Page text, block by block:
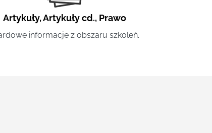
Artykuły,Artykuły cd., Prawo
informacje z obszaru szkoleń.